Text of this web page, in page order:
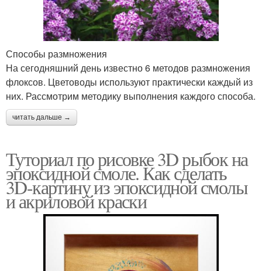
Способы размножения
На сегодняшний день известно 6 методов размножения
флоксов. Цветоводы используют практически каждый из
них. Рассмотрим методику выполнения каждого способа.
читать дальше →
Туториал по рисовке 3D рыбок на
эпоксидной смоле. Как сделать
3D-картину из эпоксидной смолы
и акриловой краски